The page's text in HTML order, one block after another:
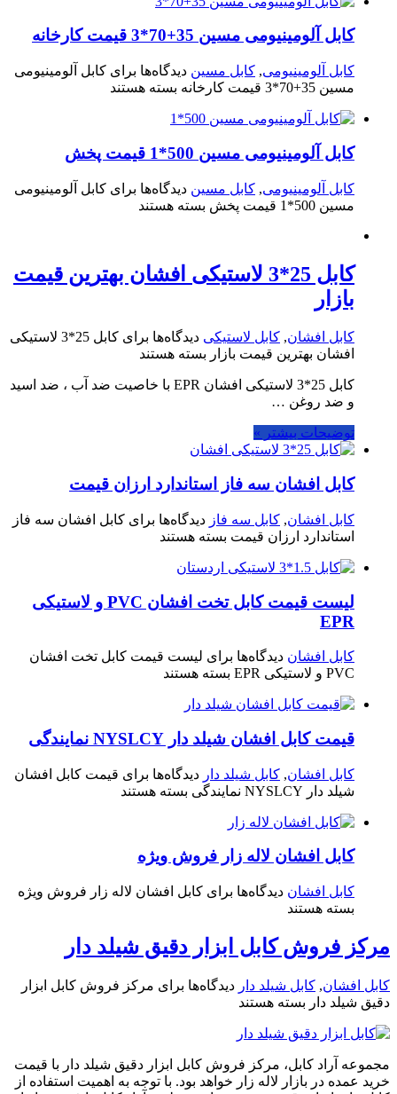
کابل آلومینیومی مسین 35+70*3 قیمت کارخانه
کابل آلومینیومی, کابل مسین دیدگاه‌ها برای کابل آلومینیومی
مسین 35+70*3 قیمت کارخانه
بسته هستند
کابل آلومینیومی مسین 500*1 قیمت پخش
کابل آلومینیومی, کابل مسین دیدگاه‌ها برای کابل آلومینیومی
مسین 500*1 قیمت پخش
بسته هستند
کابل 25*3 لاستیکی افشان بهترین قیمت
بازار
کابل افشان, کابل لاستیکی دیدگاه‌ها
برای کابل 25*3 لاستیکی
افشان بهترین قیمت بازار بسته هستند
کابل 25*3 لاستیکی افشان EPR با خاصیت ضد آب ، ضد اسید
و ضد روغن …
توضیحات بیشتر »
کابل افشان سه فاز استاندارد ارزان قیمت
کابل افشان, کابل سه فاز دیدگاه‌ها برای کابل افشان سه فاز
استاندارد ارزان قیمت بسته هستند
لیست قیمت کابل تخت افشان PVC و لاستیکی
EPR
کابل افشان دیدگاه‌ها برای لیست قیمت کابل تخت افشان
PVC و لاستیکی EPR
بسته هستند
قیمت کابل افشان شیلد دار NYSLCY نمایندگی
کابل افشان, کابل شیلد دار دیدگاه‌ها برای قیمت کابل افشان
شیلد دار NYSLCY نمایندگی
بسته هستند
کابل افشان لاله زار فروش ویژه
کابل افشان دیدگاه‌ها برای کابل افشان لاله زار فروش ویژه
بسته هستند
مرکز فروش کابل ابزار دقیق شیلد دار
کابل افشان, کابل شیلد دار دیدگاه‌ها برای مرکز فروش کابل ابزار
دقیق شیلد دار بسته هستند
مجموعه آراد کابل، مرکز فروش کابل ابزار دقیق شیلد دار با قیمت
خرید عمده در بازار لاله زار خواهد بود. با توجه به اهمیت استفاده از